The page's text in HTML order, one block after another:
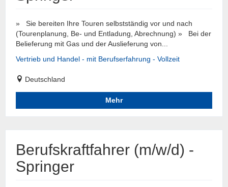
» Sie bereiten Ihre Touren selbstständig vor und nach
(Tourenplanung, Be- und Entladung, Abrechnung) » Bei der
Belieferung mit Gas und der Auslieferung von...
Vertrieb und Handel - mit Berufserfahrung - Vollzeit
Deutschland
Mehr
Berufskraftfahrer (m/w/d) -
Springer